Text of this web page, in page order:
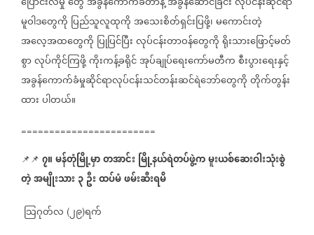
မူဝါဒတွေကို ပြည်သူလူထုကိုအသေးစိတ်ရှင်းပြဖို့၊မကောင်းတဲ့
အလေ့အထတွေကို ပြုပြင်ပြီးလုပ်ငန်းတာဝန်တွေကိုရိုးသားဖြောင့်မတ်
စွာလုပ်ကိုင်ကြဖို့ကိုးကန့်ခရိုင်အုပ်ချုပ်ရေးကော်မတီကစီးပွားရေးနှင့်
အခွန်ကောက်ခံမှုဆိုင်ရာလုပ်ငန်းသင်တန်းဆင်ရဲဘော်တွေကိုတိုက်တွန်း
ထားပါတယ်။
========================
📌📌 ၇။မန်တုံမြို့မှာတအာင်း မြို့နယ်ရဲတပ်ဖွဲ့ကမူးယစ်ဆေးဝါးသုံးစွဲ
တဲ့အမျိုးသား၃ဦးထပ်မံဖမ်းဆီးရမိ
သြဂုတ်လ (၂၉)ရက်